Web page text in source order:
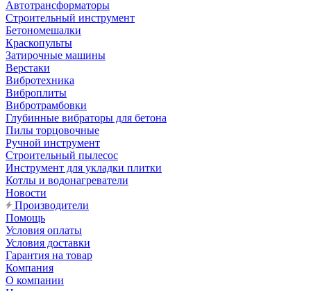
Автотрансформаторы
Строительный инструмент
Бетономешалки
Краскопульты
Затирочные машины
Верстаки
Вибротехника
Виброплиты
Вибротрамбовки
Глубинные вибраторы для бетона
Пилы торцовочные
Ручной инструмент
Строительный пылесос
Инструмент для укладки плитки
Котлы и водонагреватели
Новости
Производители
Помощь
Условия оплаты
Условия доставки
Гарантия на товар
Компания
О компании